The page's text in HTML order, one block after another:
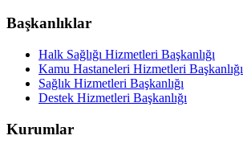
Başkanlıklar
Halk Sağlığı Hizmetleri Başkanlığı
Kamu Hastaneleri Hizmetleri Başkanlığı
Sağlık Hizmetleri Başkanlığı
Destek Hizmetleri Başkanlığı
Kurumlar